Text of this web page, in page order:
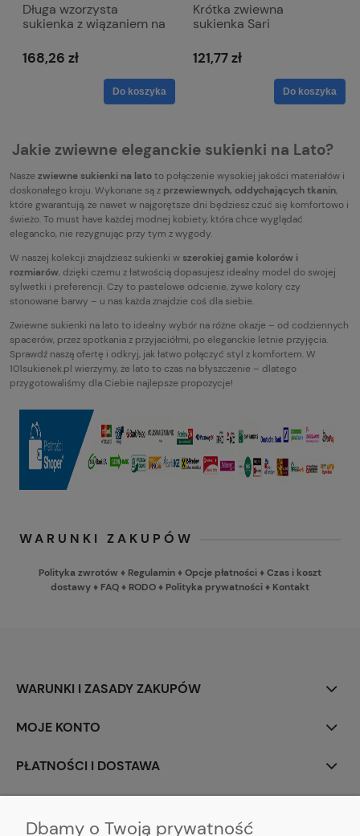
Długa wzorzysta
sukienka z wiązaniem na
168,26 zł
Do koszyka
Krótka zwiewna
sukienka Sari
121,77 zł
Do koszyka
Jakie zwiewne eleganckie sukienki na Lato?
Nasze zwiewne sukienki na latoto połączenie wysokiej jakości materiałów i
doskonałego kroju. Wykonane są z przewiewnych, oddychających tkanin,
które gwarantują, że nawet w najgorętsze dni będziesz czuć się komfortowo i
świeżo. To must have każdej modnej kobiety, która chce wyglądać
elegancko, nie rezygnując przy tym z wygody.
W naszej kolekcji znajdziesz sukienki wszerokiej gamie kolorów i
rozmiarów, dzięki czemu z łatwością dopasujesz idealny model do swojej
sylwetki i preferencji. Czy to pastelowe odcienie, żywe kolory czy
stonowane barwy – u nas każda znajdzie coś dla siebie.
Zwiewne sukienki na lato to idealny wybór na różne okazje – od codziennych
spacerów, przez spotkania z przyjaciółmi, po eleganckie letnie przyjęcia.
Sprawdź naszą ofertę i odkryj, jak łatwo połączyć styl z komfortem. W
101sukienek.pl wierzymy, że lato to czas na błyszczenie – dlatego
przygotowaliśmy dla Ciebie najlepsze propozycje!
WARUNKI ZAKUPÓW
Polityka zwrotów ♦ Regulamin♦Opcje płatności♦Czas i koszt
dostawy♦ FAQ♦ RODO♦ Polityka prywatności♦ Kontakt
WARUNKI I ZASADY ZAKUPÓW
MOJE KONTO
PŁATNOŚCI I DOSTAWA
Dbamy o Twoją prywatność